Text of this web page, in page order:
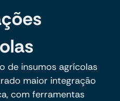
de insumos agrícolas
maior integração
com ferramentas